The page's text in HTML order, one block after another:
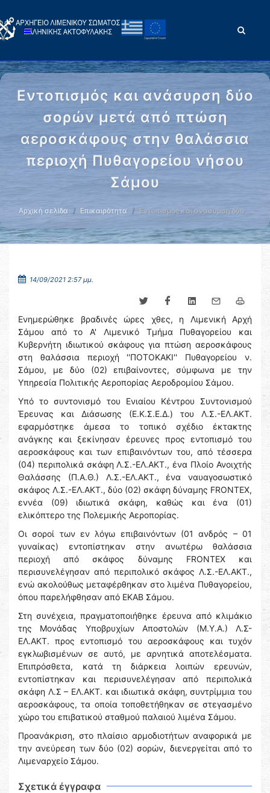
Εντοπισμός και ανάσυρση δύο
σορών μετά από πτώση
αεροσκάφους στην θαλάσσια
περιοχή Πυθαγορείου νήσου
Σάμου
Αρχική σελίδα Επικαιρότητα Εντοπισμός και ανάσυρση δύο …
14/09/2021 2:57 μμ.
Ενημερώθηκε βραδινές ώρες χθες, η Λιμενική Αρχή
Σάμου από το Α' Λιμενικό Τμήμα Πυθαγορείου και
Κυβερνήτη ιδιωτικού σκάφους για πτώση αεροσκάφους
στη θαλάσσια περιοχή ''ΠΟΤΟΚΑΚΙ'' Πυθαγορείου ν.
Σάμου, με δύο (02) επιβαίνοντες, σύμφωνα με την
Υπηρεσία Πολιτικής Αεροπορίας Αεροδρομίου Σάμου.
Υπό το συντονισμό του Ενιαίου Κέντρου Συντονισμού
Έρευνας και Διάσωσης (Ε.Κ.Σ.Ε.Δ.) του Λ.Σ.-ΕΛ.ΑΚΤ.
εφαρμόστηκε άμεσα το τοπικό σχέδιο έκτακτης
ανάγκης και ξεκίνησαν έρευνες προς εντοπισμό του
αεροσκάφους και των επιβαινόντων του, από τέσσερα
(04) περιπολικά σκάφη Λ.Σ.-ΕΛ.ΑΚΤ., ένα Πλοίο Ανοιχτής
Θαλάσσης (Π.Α.Θ.) Λ.Σ.-ΕΛ.ΑΚΤ., ένα ναυαγοσωστικό
σκάφος Λ.Σ.-ΕΛ.ΑΚΤ., δύο (02) σκάφη δύναμης FRONTEX,
εννέα (09) ιδιωτικά σκάφη, καθώς και ένα (01)
ελικόπτερο της Πολεμικής Αεροπορίας.
Οι σοροί των εν λόγω επιβαινόντων (01 ανδρός – 01
γυναίκας) εντοπίστηκαν στην ανωτέρω θαλάσσια
περιοχή από σκάφος δύναμης FRONTEX και
περισυνελέγησαν από περιπολικό σκάφος Λ.Σ.-ΕΛ.ΑΚΤ.,
ενώ ακολούθως μεταφέρθηκαν στο λιμένα Πυθαγορείου,
όπου παρελήφθησαν από ΕΚΑΒ Σάμου.
Στη συνέχεια, πραγματοποιήθηκε έρευνα από κλιμάκιο
της Μονάδας Υποβρυχίων Αποστολών (Μ.Υ.Α.) Λ.Σ-
ΕΛ.ΑΚΤ. προς εντοπισμό του αεροσκάφους και τυχόν
εγκλωβισμένων σε αυτό, με αρνητικά αποτελέσματα.
Επιπρόσθετα, κατά τη διάρκεια λοιπών ερευνών,
εντοπίστηκαν και περισυνελέγησαν από περιπολικά
σκάφη Λ.Σ – ΕΛ.ΑΚΤ. και ιδιωτικά σκάφη, συντρίμμια του
αεροσκάφους, τα οποία τοποθετήθηκαν σε στεγασμένο
χώρο του επιβατικού σταθμού παλαιού λιμένα Σάμου.
Προανάκριση, στο πλαίσιο αρμοδιοτήτων αναφορικά με
την ανεύρεση των δύο (02) σορών, διενεργείται από το
Λιμεναρχείο Σάμου.
Σχετικά έγγραφα